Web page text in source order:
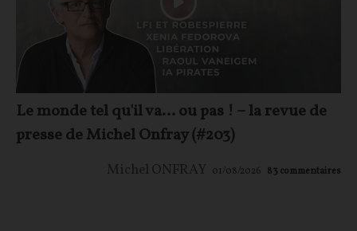
Le monde tel qu'il va… ou pas ! – la revue de
presse de Michel Onfray (#203)
Michel ONFRAY 01/08/2026 83 commentaires